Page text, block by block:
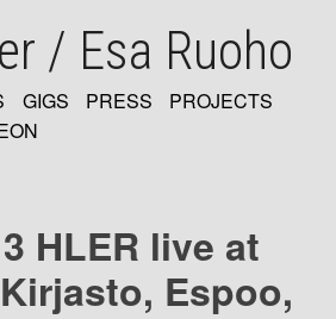
/ Esa Ruoho
GIGS PRESS
PROJECTS
HLER live at
Espoo,